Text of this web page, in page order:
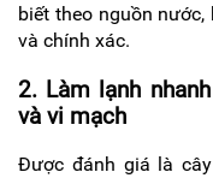
GIỚI
THIỆU
biết theo nguồn
và chính xác.
2. Làm lạnh
và vi mạch
Được đánh giá là